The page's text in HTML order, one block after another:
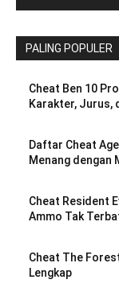
PALING POPULER
Cheat Ben 10
Karakter, Jurus,
Daftar Cheat
Menang dengan
Cheat Resident
Ammo Tak
Cheat The
Lengkap